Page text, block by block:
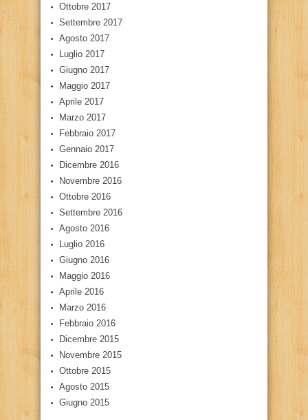
Ottobre 2017
Settembre 2017
Agosto 2017
Luglio 2017
Giugno 2017
Maggio 2017
Aprile 2017
Marzo 2017
Febbraio 2017
Gennaio 2017
Dicembre 2016
Novembre 2016
Ottobre 2016
Settembre 2016
Agosto 2016
Luglio 2016
Giugno 2016
Maggio 2016
Aprile 2016
Marzo 2016
Febbraio 2016
Dicembre 2015
Novembre 2015
Ottobre 2015
Agosto 2015
Giugno 2015